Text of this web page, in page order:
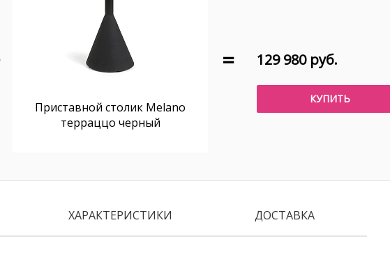
Приставной столик Melano
терраццо черный
129 980 руб.
КУПИТЬ
ХАРАКТЕРИСТИКИ ДОСТАВКА